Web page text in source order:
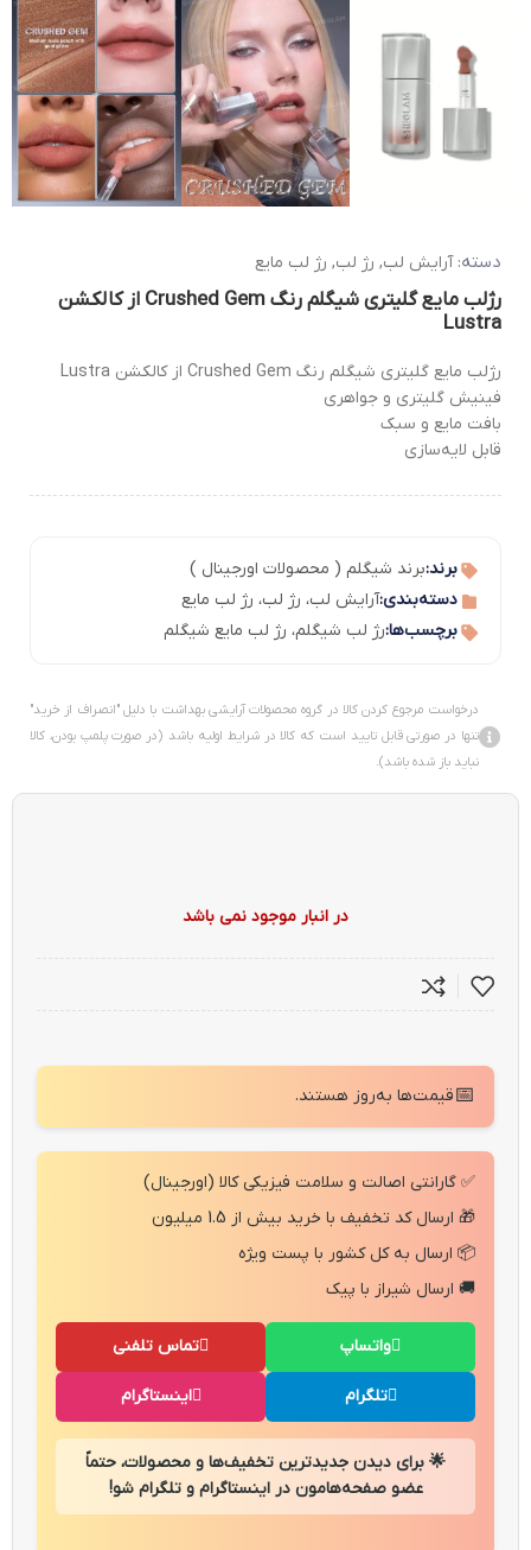
دسته: آرایش لب, رژ لب, رژ لب مایع
رژلب مایع گلیتری شیگلم رنگ Crushed Gem از کالکشن
Lustra
رژلب مایع گلیتری شیگلم رنگ Crushed Gem از کالکشن Lustra
فینیش گلیتری و جواهری
بافت مایع و سبک
قابل لایه‌سازی
برند:برند شیگلم ( محصولات اورجینال )
دسته‌بندی:آرایش لب، رژ لب، رژ لب مایع
برچسب‌ها:رژ لب شیگلم، رژ لب مایع شیگلم
درخواست مرجوع کردن کالا در گروه محصولات آرایشی بهداشت با دلیل "انصراف از خرید"
تنها در صورتی قابل تایید است که کالا در شرایط اولیه باشد (در صورت پلمپ بودن، کالا
نباید باز شده باشد).
در انبار موجود نمی باشد
📅قیمت‌ها به‌روز هستند.
✅ گارانتی اصالت و سلامت فیزیکی کالا (اورجینال)
🎁 ارسال کد تخفیف با خرید بیش از 1.5 میلیون
📦 ارسال به کل کشور با پست ویژه
🚚 ارسال شیراز با پیک
تماس تلفنی واتساپ
اینستاگرام تلگرام
🌟 برای دیدن جدیدترین تخفیف‌ها و محصولات، حتماً
عضو صفحه‌هامون در اینستاگرام و تلگرام شو!